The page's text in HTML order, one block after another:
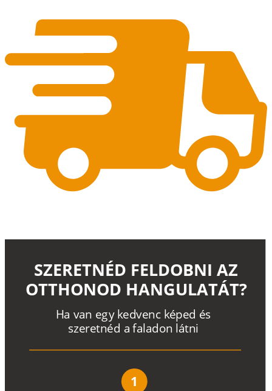
Ha van egy kedvenc képed és
szeretnéd a faladon látni
SZERETNÉD FELDOBNI AZ
OTTHONOD HANGULATÁT?
1